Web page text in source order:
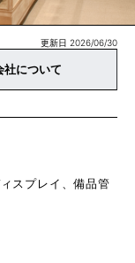
更新日 2026/06/30
社について
スプレイ、備品管